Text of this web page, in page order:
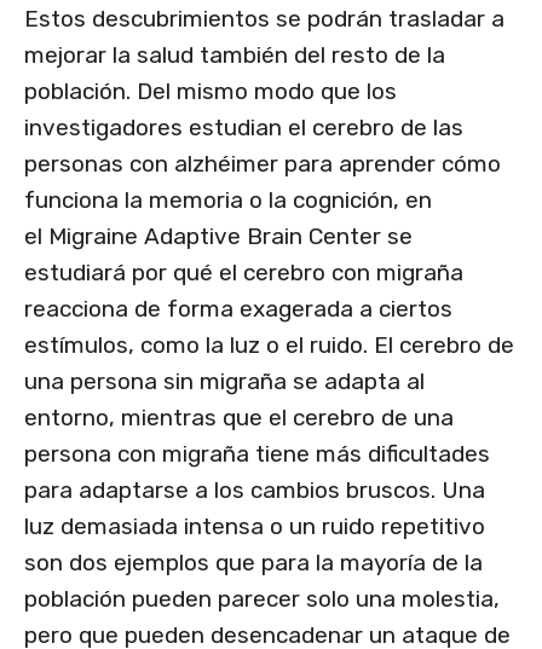
Estos descubrimientos se podrán trasladar a
mejorar la salud también del resto de la
población. Del mismo modo que los
investigadores estudian el cerebro de las
personas con alzhéimer para aprender cómo
funciona la memoria o la cognición, en
el Migraine Adaptive Brain Center se
estudiará por qué el cerebro con migraña
reacciona de forma exagerada a ciertos
estímulos, como la luz o el ruido. El cerebro de
una persona sin migraña se adapta al
entorno, mientras que el cerebro de una
persona con migraña tiene más dificultades
para adaptarse a los cambios bruscos. Una
luz demasiada intensa o un ruido repetitivo
son dos ejemplos que para la mayoría de la
población pueden parecer solo una molestia,
pero que pueden desencadenar un ataque de